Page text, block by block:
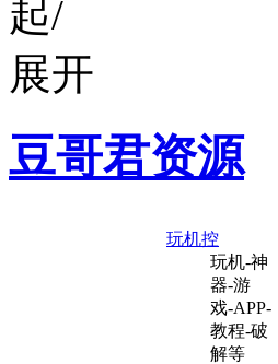
豆哥君资源
玩机控
玩机-神
器-游
戏-APP-
教程-破
解等